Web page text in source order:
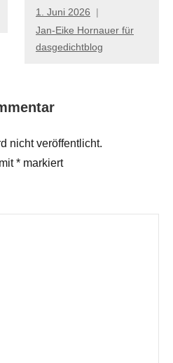
1. Juni 2026
Jan-Eike Hornauer für
dasgedichtblog
nicht veröffentlicht.
* markiert